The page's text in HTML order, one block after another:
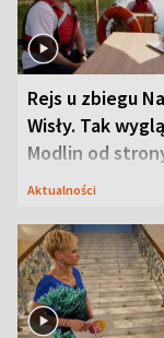
Rejs u zbiegu
Wisły. Tak
Modlin od
Aktualności